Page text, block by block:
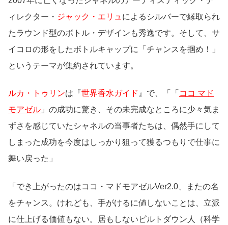
ィレクター・ ジャック・エリュ によるシルバーで縁取られ
たラウンド型のボトル・デザインも秀逸です。そして、サ
イコロの形をしたボトルキャップに「チャンスを掴め！」
というテーマが集約されています。
ルカ・トゥリンは『世界香水ガイド 』で、「「 ココ マド
モアゼル 」の成功に驚き、その未完成なところに少々気ま
ずさを感じていたシャネルの当事者たちは、偶然手にして
しまった成功を今度はしっかり狙って獲るつもりで仕事に
舞い戻った」
「でき上がったのはココ・マドモアゼルVer2.0、またの名
をチャンス。けれども、手がけるに値しないことは、立派
に仕上げる価値もない。居もしないピルトダウン人（科学